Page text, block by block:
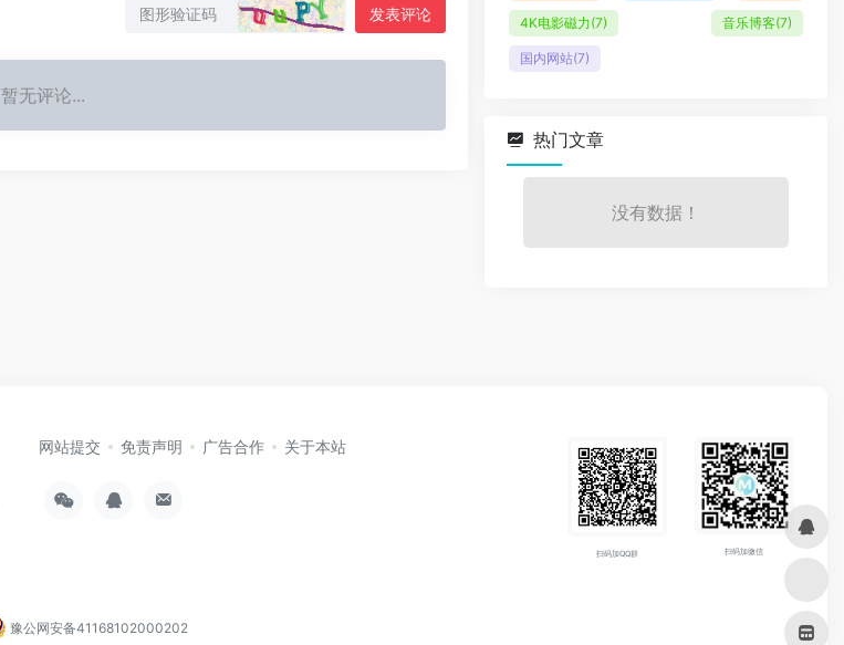
发表评论
暂无评论...
4K电影磁力(7) 音乐博客(7)
国内网站(7)
热门文章
没有数据！
网站提交 免责声明 广告合作 关于本站
扫码加QQ群 扫码加微信
豫公网安备41168102000202